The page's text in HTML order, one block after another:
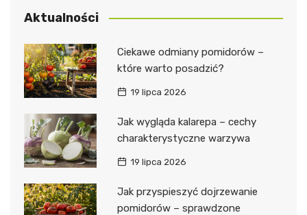
Aktualności
Ciekawe odmiany pomidorów –
które warto posadzić?
19 lipca 2026
Jak wygląda kalarepa – cechy
charakterystyczne warzywa
19 lipca 2026
Jak przyspieszyć dojrzewanie
pomidorów – sprawdzone